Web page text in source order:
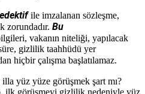
ile imzalanan sözleşme,
zorundadır. Bu
vakanın niteliği, yapılacak
gizlilik taahhüdü yer
hiçbir çalışma başlatılamaz.
yüz yüze görüşmek şart mı?
ilk görüşmeyi gizlilik nedeniyle yüz